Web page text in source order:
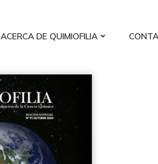
ACERCA DE QUIMIOFILIA